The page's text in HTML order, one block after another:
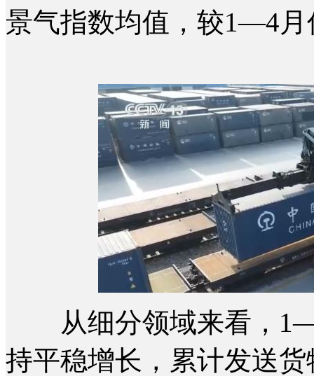
景气指数均值，较1—4月
从细分领域来看，
持平稳增长，累计发送